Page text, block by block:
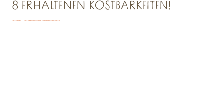
8 ERHALTENEN KOSTBARKEITEN!